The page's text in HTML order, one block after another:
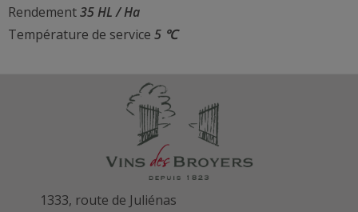
Rendement35 HL / Ha
Température de service 5 ℃
1333, route de Juliénas